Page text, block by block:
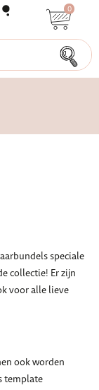
0
speciale
collectie! Er zijn
voor alle lieve
ook worden
template